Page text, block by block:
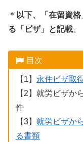
＊ 以下、「在留資
る「ビザ」と記載。
目次
【1】 永住ビザ取
【2】就労ビザか
件
【3】 就労ビザか
る書類